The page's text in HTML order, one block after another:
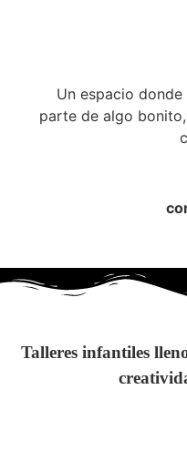
Un espacio
parte de algo
Talleres infantiles